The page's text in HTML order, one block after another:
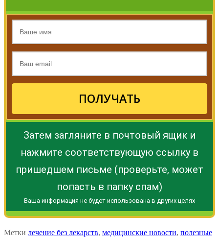
ПОЛУЧАТЬ
Затем загляните в почтовый ящик и
нажмите соответствующую ссылку в
пришедшем письме (проверьте, может
попасть в папку спам)
Ваша информация не будет использована в других целях
Метки лечение без лекарств, медицинские новости, полезные